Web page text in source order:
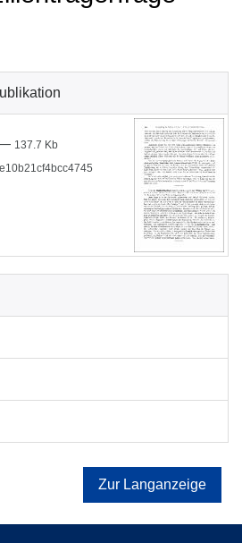
137.7 Kb
Zur Langanzeige